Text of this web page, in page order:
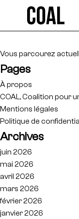
Vous parcourez
Pages
À propos
COAL, Coalition pour
Mentions légales
Politique de
Archives
juin 2026
mai 2026
avril 2026
mars 2026
février 2026
janvier 2026